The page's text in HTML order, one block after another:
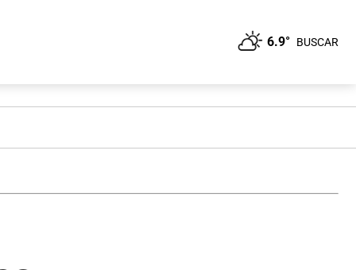
6.9° BUSCAR